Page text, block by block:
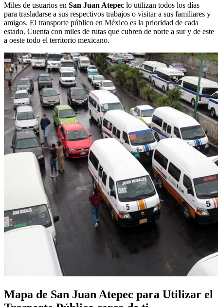
Miles de usuarios en San Juan Atepec lo utilizan todos los días
para trasladarse a sus respectivos trabajos o visitar a sus familiares y
amigos. El transporte público en México es la prioridad de cada
estado. Cuenta con miles de rutas que cubren de norte a sur y de este
a oeste todo el territorio mexicano.
Mapa de San Juan Atepec para Utilizar el